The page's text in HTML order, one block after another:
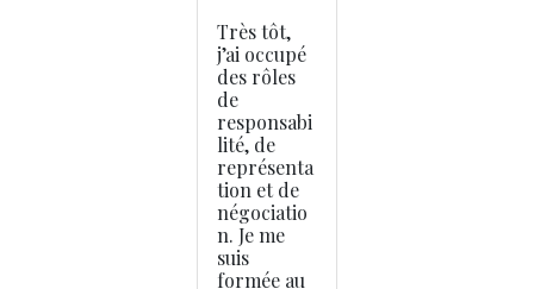
Très tôt,
j’ai occupé
des rôles
de
responsabi
lité, de
représenta
tion et de
négociatio
n. Je me
suis
formée au